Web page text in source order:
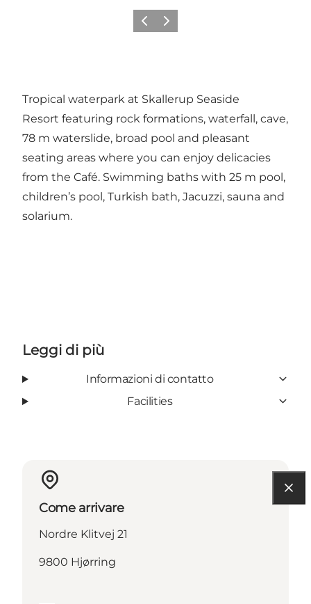
Precedente
Avanti
Tropical waterpark at Skallerup Seaside
Resort featuring rock formations, waterfall, cave,
78 m waterslide, broad pool and pleasant
seating areas where you can enjoy delicacies
from the Café. Swimming baths with 25 m pool,
children’s pool, Turkish bath, Jacuzzi, sauna and
solarium.
Leggi di più
Informazioni di contatto
Facilities
Come arrivare
Nordre Klitvej 21
9800 Hjørring